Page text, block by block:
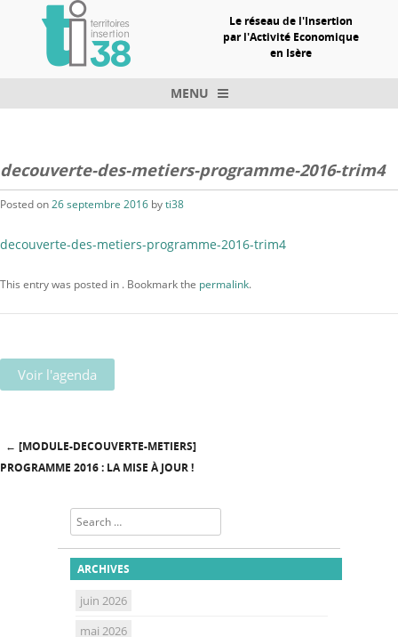
Le réseau de l'Insertion
par l'Activité Economique
en Isère
MENU
decouverte-des-metiers-programme-2016-trim4
Posted on26 septembre 2016 byti38
decouverte-des-metiers-programme-2016-trim4
This entry was posted in . Bookmark the permalink.
Voir l'agenda
Post navigation
← [MODULE-DECOUVERTE-METIERS]
PROGRAMME 2016 : LA MISE À JOUR !
Search
ARCHIVES
juin 2026
mai 2026